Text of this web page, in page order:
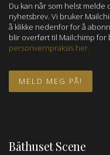
Du kan når som helst melde
nyhetsbrev. Vi bruker
å klikke nedenfor for å
blir overført til Mailchimp for
personvernpraksis her.
Båthuset Scene